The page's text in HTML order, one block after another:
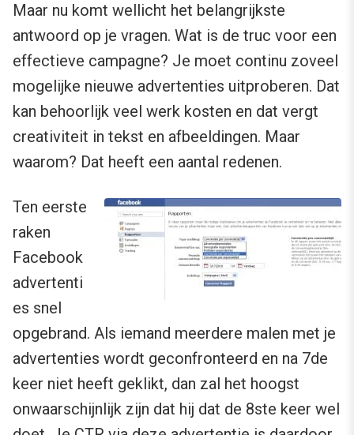
Maar nu komt wellicht het belangrijkste
antwoord op je vragen. Wat is de truc voor een
effectieve campagne? Je moet continu zoveel
mogelijke nieuwe advertenties uitproberen. Dat
kan behoorlijk veel werk kosten en dat vergt
creativiteit in tekst en afbeeldingen. Maar
waarom? Dat heeft een aantal redenen.
Ten eerste
raken
Facebook
advertenti
es snel
opgebrand. Als iemand meerdere malen met je
advertenties wordt geconfronteerd en na 7de
keer niet heeft geklikt, dan zal het hoogst
onwaarschijnlijk zijn dat hij dat de 8ste keer wel